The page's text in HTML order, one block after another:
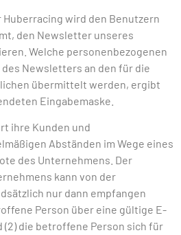
wird den Benutzern
den Newsletter unseres
Welche personenbezogenen
Newsletters an den für die
übermittelt werden, ergibt
Eingabemaske.
ihre Kunden und
Abständen im Wege eines
des Unternehmens. Der
kann von der
nur dann empfangen
Person über eine gültige E-
(2) die betroffene Person sich für